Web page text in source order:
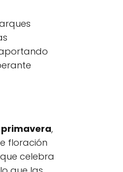
,
floración
celebra